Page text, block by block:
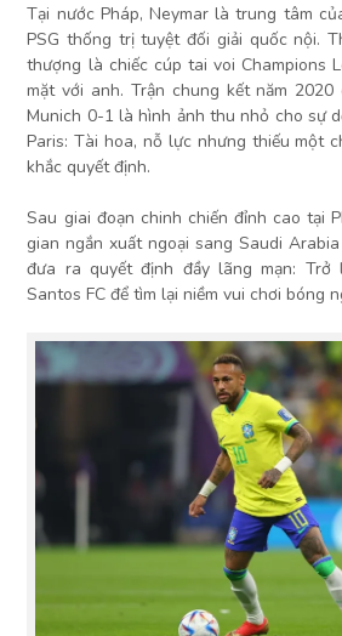
Tại nước Pháp, Neymar là trung tâm
PSG thống trị tuyệt đối giải quốc nội.
thượng là chiếc cúp tai voi Champions
mặt với anh. Trận chung kết năm
Munich 0-1 là hình ảnh thu nhỏ cho sự
Paris: Tài hoa, nỗ lực nhưng thiếu một
khắc quyết định.
Sau giai đoạn chinh chiến đỉnh cao tại
gian ngắn xuất ngoại sang Saudi
đưa ra quyết định đầy lãng mạn: Trở
Santos FC để tìm lại niềm vui chơi bóng